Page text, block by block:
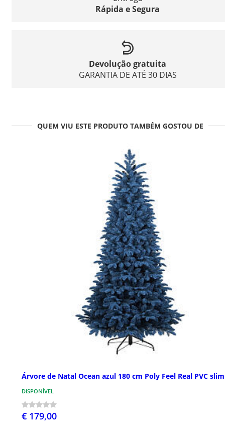
Rápida e Segura
Devolução gratuita
GARANTIA DE ATÉ 30 DIAS
QUEM VIU ESTE PRODUTO TAMBÉM GOSTOU DE
Árvore de Natal Ocean azul 180 cm Poly Feel Real PVC slim
DISPONÍVEL
€ 179,00